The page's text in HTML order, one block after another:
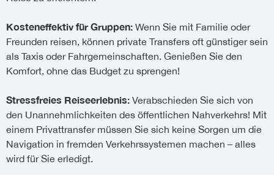
Kosteneffektiv für Gruppen: Wenn Sie mit Familie oder
Freunden reisen, können private Transfers oft günstiger sein
als Taxis oder Fahrgemeinschaften. Genießen Sie den
Komfort, ohne das Budget zu sprengen!
Stressfreies Reiseerlebnis: Verabschieden Sie sich von
den Unannehmlichkeiten des öffentlichen Nahverkehrs! Mit
einem Privattransfer müssen Sie sich keine Sorgen um die
Navigation in fremden Verkehrssystemen machen – alles
wird für Sie erledigt.